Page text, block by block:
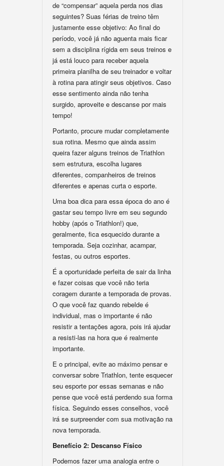
de “compensar” aquela perda nos dias
seguintes? Suas férias de treino têm
justamente esse objetivo: Ao final do
período, você já não aguenta mais ficar
sem a disciplina rígida em seus treinos e
já está louco para receber aquela
primeira planilha de seu treinador e voltar
à rotina para atingir seus objetivos. Caso
esse sentimento ainda não tenha
surgido, aproveite e descanse por mais
tempo!
Portanto, procure mudar completamente
sua rotina. Mesmo que ainda assim
queira fazer alguns treinos de Triathlon
sem estrutura, escolha lugares
diferentes, companheiros de treinos
diferentes e apenas curta o esporte.
Uma boa dica para essa época do ano é
gastar seu tempo livre em seu segundo
hobby (após o Triathlon!) que,
geralmente, fica esquecido durante a
temporada. Seja cozinhar, acampar,
festas, ou outros esportes.
É a oportunidade perfeita de sair da linha
e fazer coisas que você não teria
coragem durante a temporada de provas.
O que você faz quando rebelde é
individual, mas o importante é não
resistir a tentações agora, pois irá ajudar
a resisti-las na hora que é realmente
importante.
E o principal, evite ao máximo pensar e
conversar sobre Triathlon, tente esquecer
seu esporte por essas semanas e não
pense que você está perdendo sua forma
física. Seguindo esses conselhos, você
irá se surpreender com sua motivação na
nova temporada.
Benefício 2: Descanso Físico
Podemos fazer uma analogia entre o